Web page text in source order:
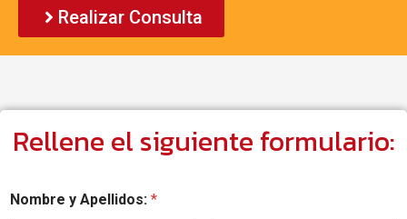
Realizar Consulta
Rellene el siguiente formulario:
Nombre y Apellidos: *